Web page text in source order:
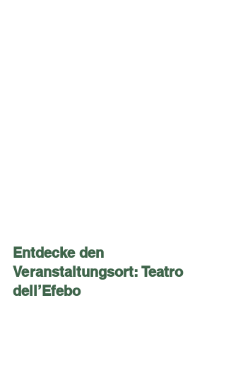
Entdecke den
Veranstaltungsort: Teatro
dell’Efebo